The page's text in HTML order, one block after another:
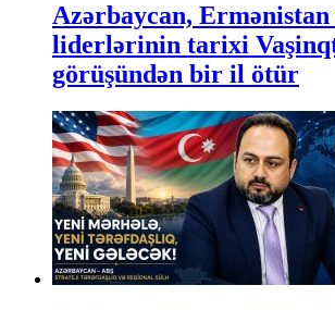
Azərbaycan, Ermənistan
liderlərinin tarixi
görüşündən bir il ötür